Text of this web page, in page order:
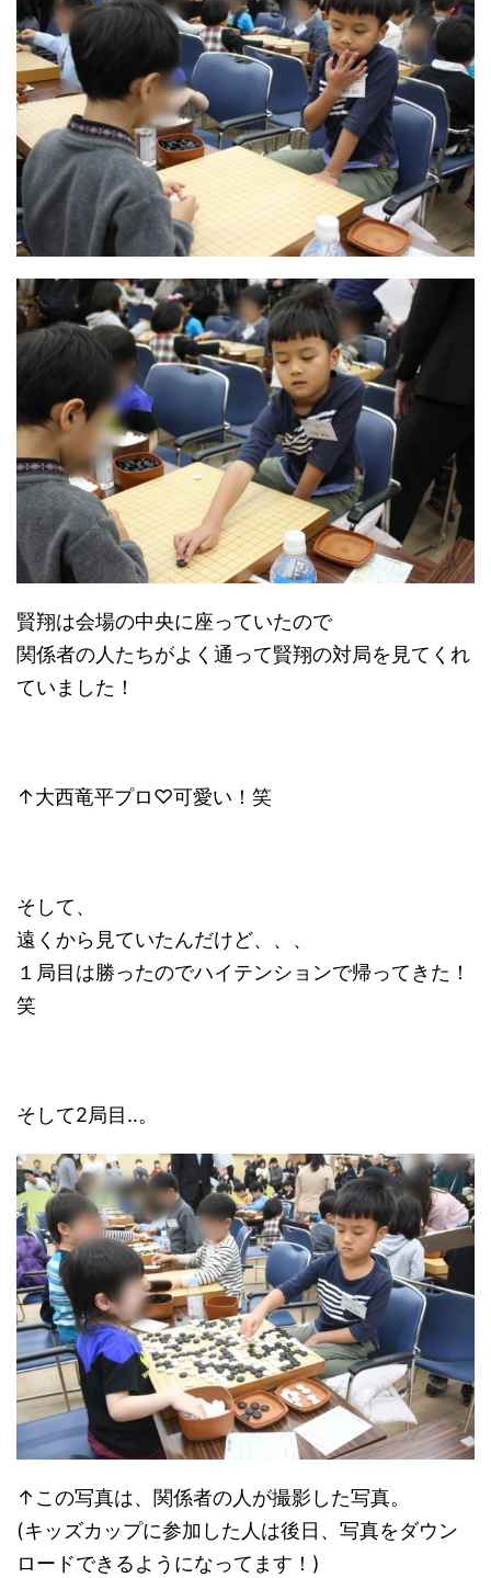
賢翔は会場の中央に座っていたので
関係者の人たちがよく通って賢翔の対局を見てくれ
ていました！
↑大西竜平プロ♡可愛い！笑
そして、
遠くから見ていたんだけど、、、
１局目は勝ったのでハイテンションで帰ってきた！
笑
そして2局目‥。
↑この写真は、関係者の人が撮影した写真。
(キッズカップに参加した人は後日、写真をダウン
ロードできるようになってます！)